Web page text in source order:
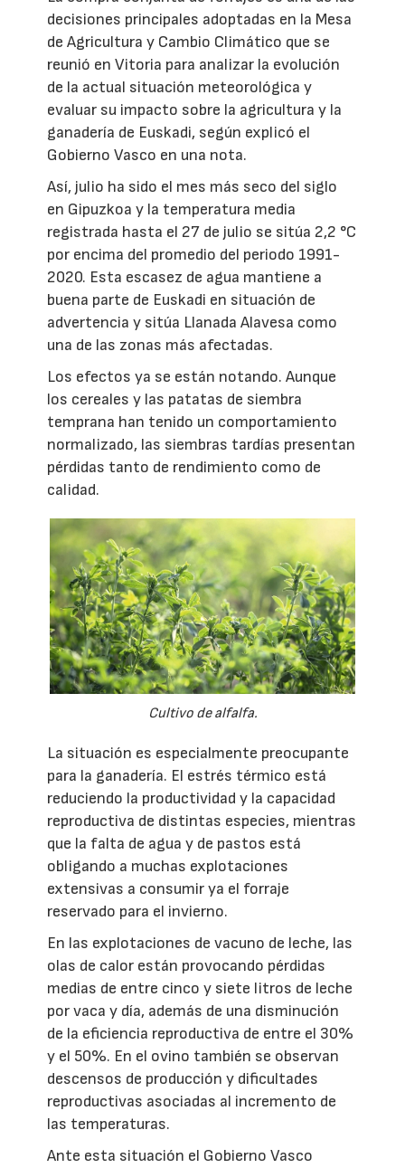
decisiones principales adoptadas en la Mesa
de Agricultura y Cambio Climático que se
reunió en Vitoria para analizar la evolución
de la actual situación meteorológica y
evaluar su impacto sobre la agricultura y la
ganadería de Euskadi, según explicó el
Gobierno Vasco en una nota.
Así, julio ha sido el mes más seco del siglo
en Gipuzkoa y la temperatura media
registrada hasta el 27 de julio se sitúa 2,2 °C
por encima del promedio del periodo 1991-
2020. Esta escasez de agua mantiene a
buena parte de Euskadi en situación de
advertencia y sitúa Llanada Alavesa como
una de las zonas más afectadas.
Los efectos ya se están notando. Aunque
los cereales y las patatas de siembra
temprana han tenido un comportamiento
normalizado, las siembras tardías presentan
pérdidas tanto de rendimiento como de
calidad.
Cultivo de alfalfa.
La situación es especialmente preocupante
para la ganadería. El estrés térmico está
reduciendo la productividad y la capacidad
reproductiva de distintas especies, mientras
que la falta de agua y de pastos está
obligando a muchas explotaciones
extensivas a consumir ya el forraje
reservado para el invierno.
En las explotaciones de vacuno de leche, las
olas de calor están provocando pérdidas
medias de entre cinco y siete litros de leche
por vaca y día, además de una disminución
de la eficiencia reproductiva de entre el 30%
y el 50%. En el ovino también se observan
descensos de producción y dificultades
reproductivas asociadas al incremento de
las temperaturas.
Ante esta situación el Gobierno Vasco